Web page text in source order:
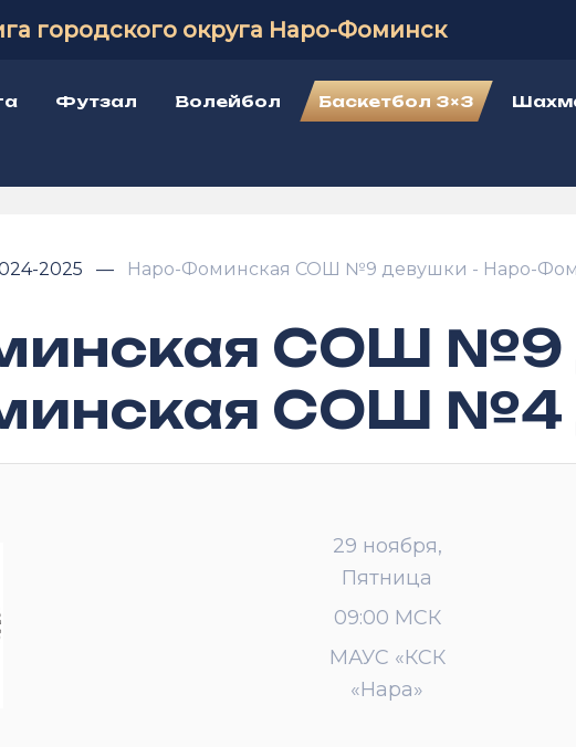
городского округа Наро-Фоминск
Футзал Волейбол Баскетбол 3×3
2025 Наро-Фоминская СОШ №9 девушки - Наро-
СОШ №9
СОШ №4
29 ноября,
Пятница
09:00 МСК
МАУС «КСК
«Нара»